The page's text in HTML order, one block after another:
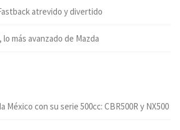
atrevido y divertido
lo más avanzado de Mazda
México con su serie 500cc: CBR500R y NX500